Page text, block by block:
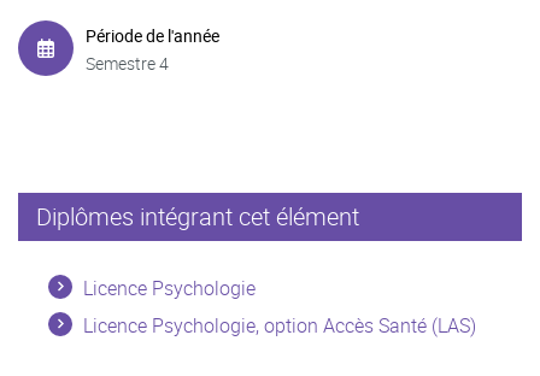
Période de l'année
Semestre 4
Diplômes intégrant cet élément
Licence Psychologie
Licence Psychologie, option Accès Santé (LAS)